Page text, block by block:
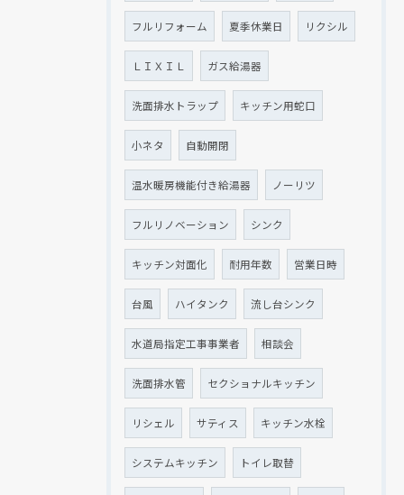
フルリフォーム 夏季休業日 リクシル
ＬＩＸＩＬ ガス給湯器
洗面排水トラップ キッチン用蛇口
小ネタ 自動開閉
温水暖房機能付き給湯器 ノーリツ
フルリノベーション シンク
キッチン対面化 耐用年数 営業日時
台風 ハイタンク 流し台シンク
水道局指定工事事業者 相談会
洗面排水管 セクショナルキッチン
リシェル サティス キッチン水栓
システムキッチン トイレ取替